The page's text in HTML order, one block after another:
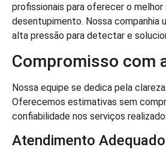
profissionais para oferecer o
desentupimento. Nossa companhia
alta pressão para detectar e
Compromisso com
Nossa equipe se dedica pela
Oferecemos estimativas sem
confiabilidade nos serviços
Atendimento Adequado